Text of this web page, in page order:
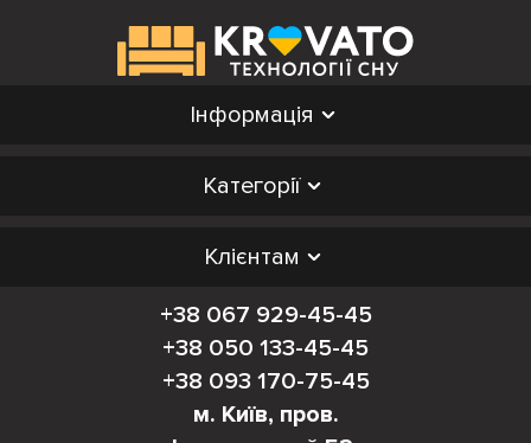
Інформація
Категорії
Клієнтам
+38 067 929-45-45
+38 050 133-45-45
+38 093 170-75-45
м. Київ, пров.